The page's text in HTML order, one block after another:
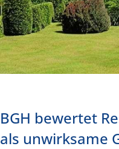
BGH bewertet
als unwirksame